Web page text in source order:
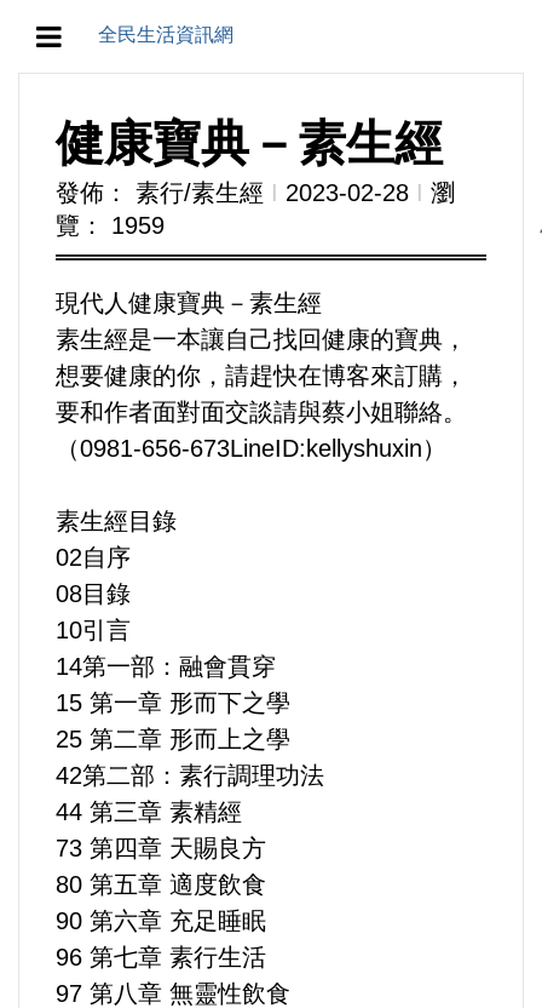
全民生活資訊網
教育/五育/五創
人生/生存/生活
產業/經濟
政治/政黨
農業/技術/肥飼料/農藥/產銷
運動/體育/休閒/育樂
兩岸/大陸
寵物/動保
婦女/孩童
健康/養生
健康寶典－素生經
發佈： 素行/素生經 Ι 2023-02-28 Ι 瀏
覽： 1959
現代人健康寶典－素生經
素生經是一本讓自己找回健康的寶典，
想要健康的你，請趕快在博客來訂購，
要和作者面對面交談請與蔡小姐聯絡。
（0981-656-673LineID:kellyshuxin）
素生經目錄
02自序
08目錄
10引言
14第一部：融會貫穿
15 第一章 形而下之學
25 第二章 形而上之學
42第二部：素行調理功法
44 第三章 素精經
73 第四章 天賜良方
80 第五章 適度飲食
90 第六章 充足睡眠
96 第七章 素行生活
97 第八章 無靈性飲食